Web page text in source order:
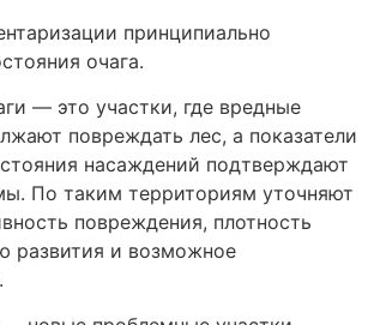
принципиально
очага.
— это участки, где вредные
повреждать лес, а показатели
насаждений подтверждают
По таким территориям уточняют
повреждения, плотность
развития и возможное